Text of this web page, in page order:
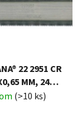
22 2951 CR
MM, 24Z
NA KOV,
(>10 ks)